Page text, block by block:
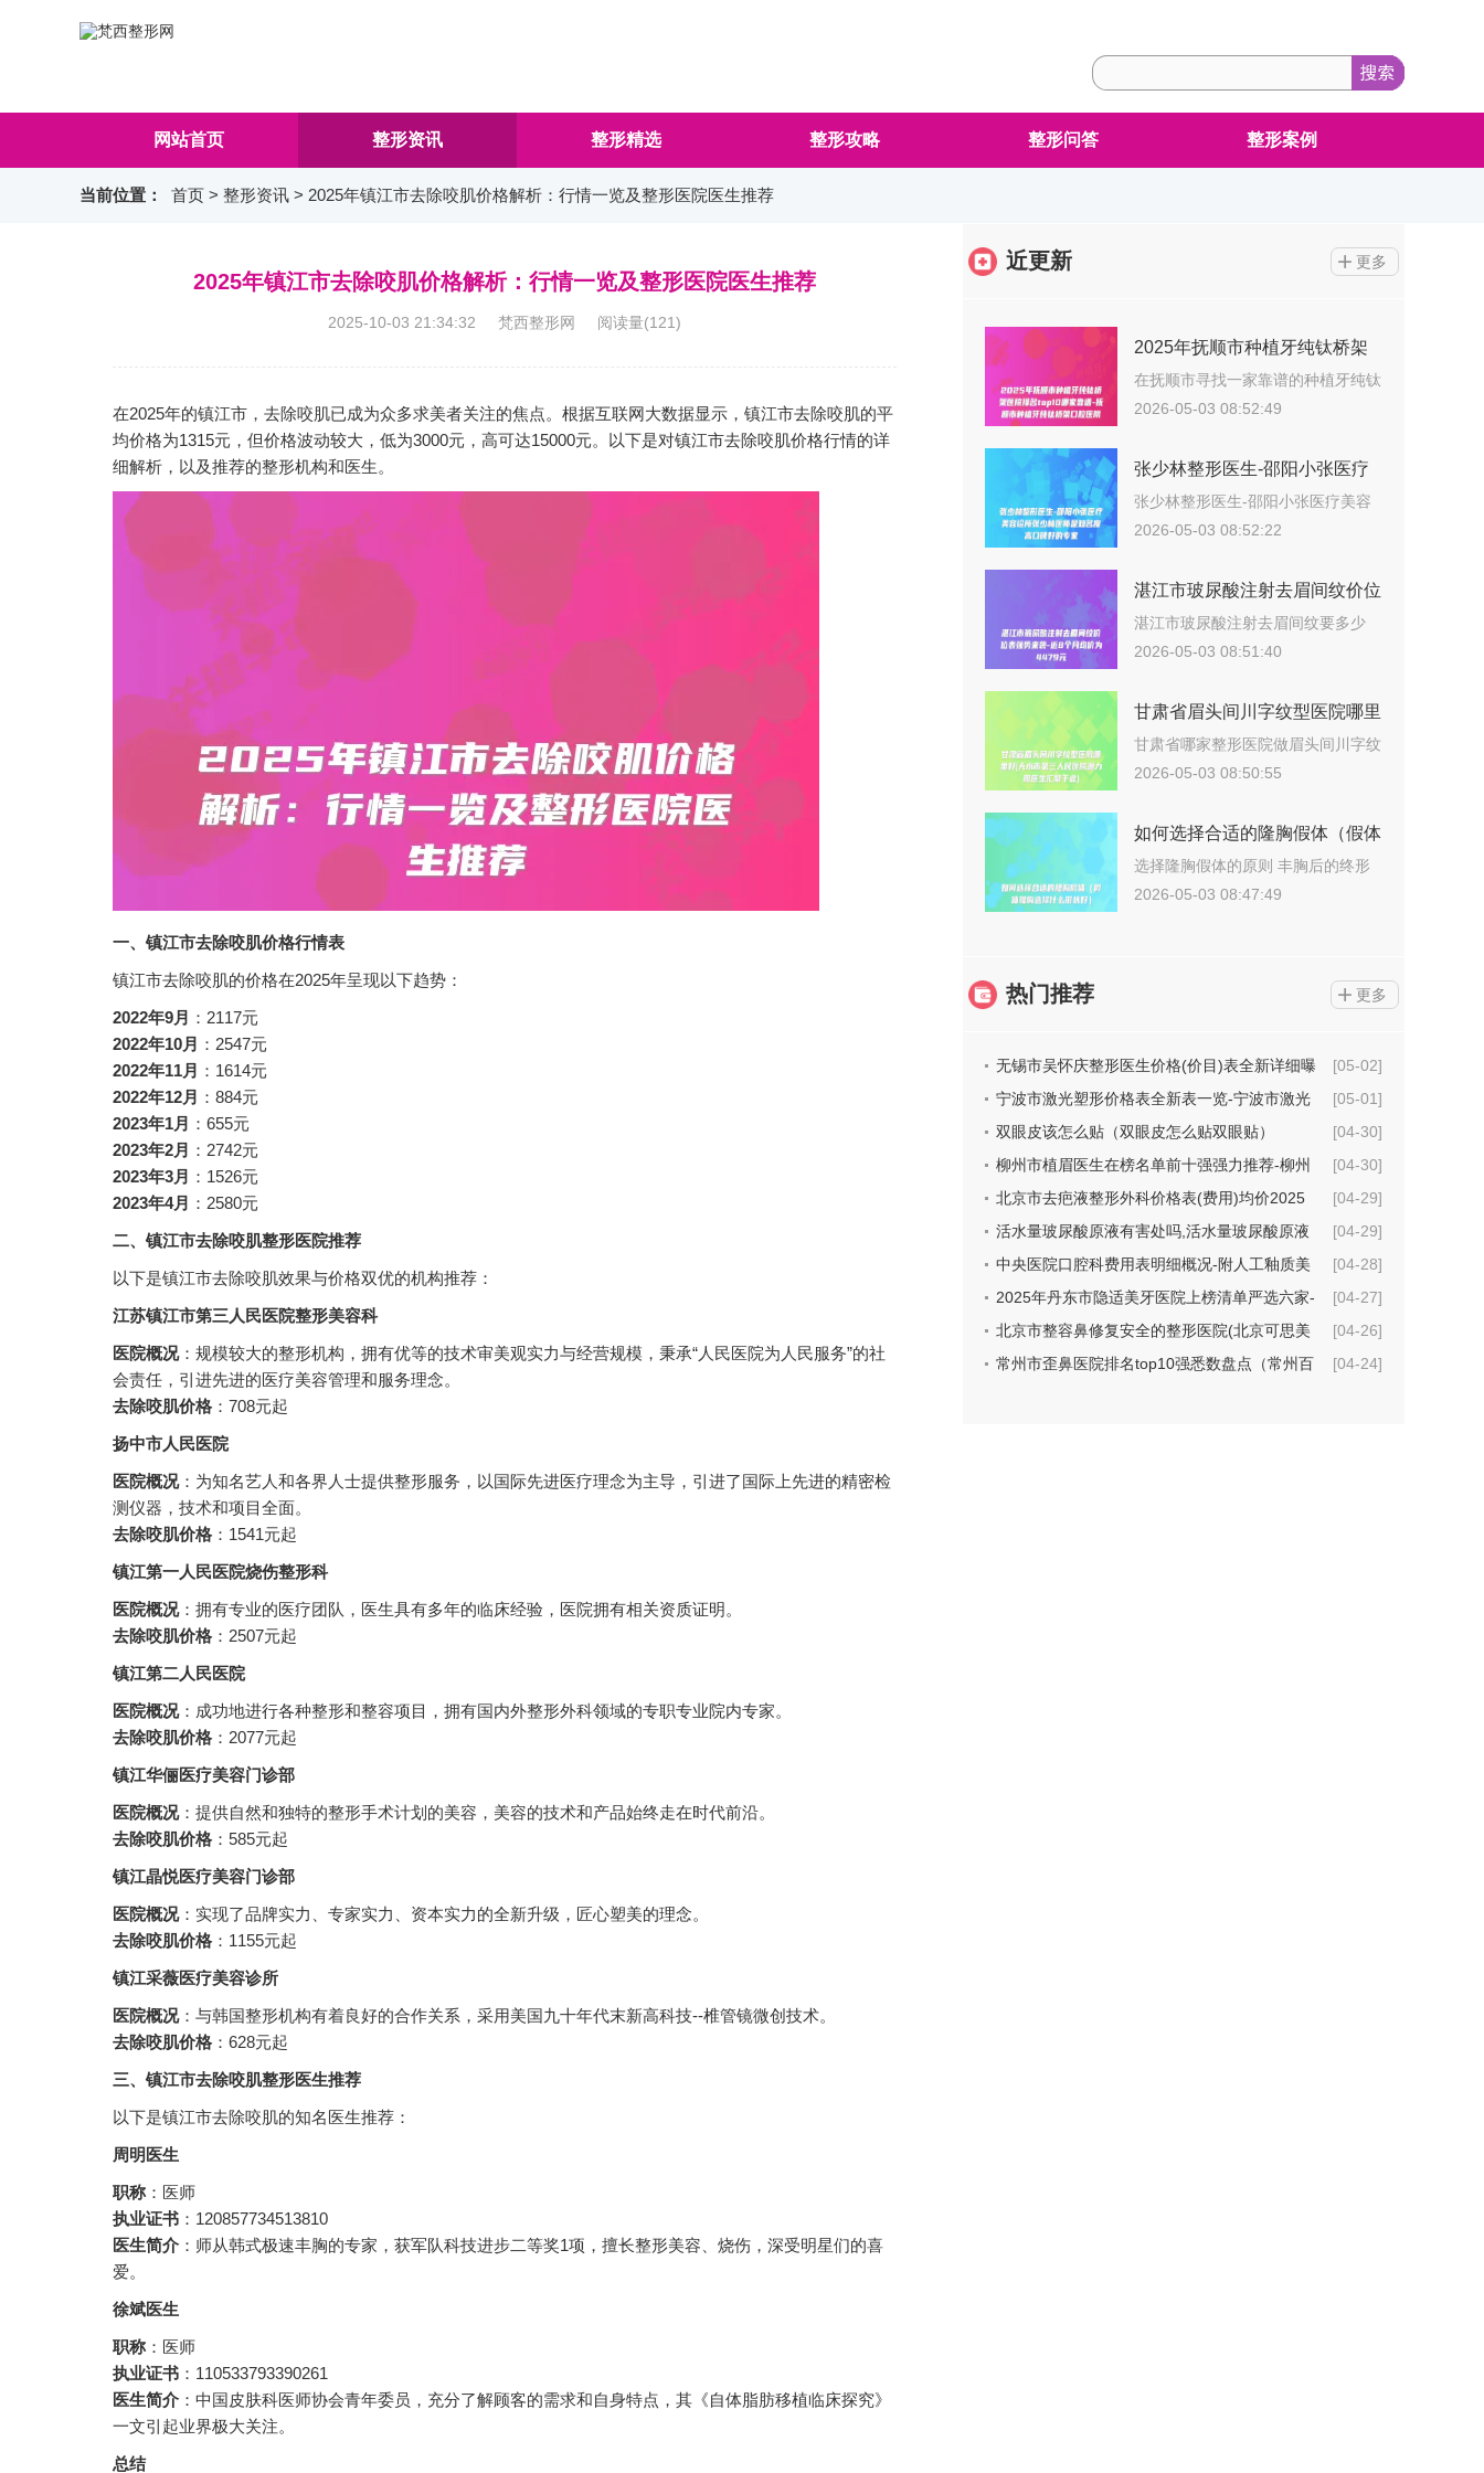
网站首页 整形资讯 整形精选 整形攻略 整形问答 整形案例
当前位置： 首页 > 整形资讯 > 2025年镇江市去除咬肌价格解析：行情一览及整形医院医生推荐
2025年镇江市去除咬肌价格解析：行情一览及整形医院医生推荐
2025-10-03 21:34:32 梵西整形网 阅读量(121)
在2025年的镇江市，去除咬肌已成为众多求美者关注的焦点。根据互联网大数据显示，镇江市去除咬肌的平
均价格为1315元，但价格波动较大，低为3000元，高可达15000元。以下是对镇江市去除咬肌价格行情的详
细解析，以及推荐的整形机构和医生。
一、镇江市去除咬肌价格行情表
镇江市去除咬肌的价格在2025年呈现以下趋势：
2022年9月 ：2117元
2022年10月 ：2547元
2022年11月 ：1614元
2022年12月 ：884元
2023年1月 ：655元
2023年2月 ：2742元
2023年3月 ：1526元
2023年4月 ：2580元
二、镇江市去除咬肌整形医院推荐
以下是镇江市去除咬肌效果与价格双优的机构推荐：
江苏镇江市第三人民医院整形美容科
医院概况：规模较大的整形机构，拥有优等的技术审美观实力与经营规模，秉承“人民医院为人民服务”的社
会责任，引进先进的医疗美容管理和服务理念。
去除咬肌价格 ：708元起
扬中市人民医院
医院概况：为知名艺人和各界人士提供整形服务，以国际先进医疗理念为主导，引进了国际上先进的精密检
测仪器，技术和项目全面。
去除咬肌价格 ：1541元起
镇江第一人民医院烧伤整形科
医院概况：拥有专业的医疗团队，医生具有多年的临床经验，医院拥有相关资质证明。
去除咬肌价格 ：2507元起
镇江第二人民医院
医院概况：成功地进行各种整形和整容项目，拥有国内外整形外科领域的专职专业院内专家。
去除咬肌价格 ：2077元起
镇江华俪医疗美容门诊部
医院概况：提供自然和独特的整形手术计划的美容，美容的技术和产品始终走在时代前沿。
去除咬肌价格 ：585元起
镇江晶悦医疗美容门诊部
医院概况：实现了品牌实力、专家实力、资本实力的全新升级，匠心塑美的理念。
去除咬肌价格 ：1155元起
镇江采薇医疗美容诊所
医院概况：与韩国整形机构有着良好的合作关系，采用美国九十年代末新高科技--椎管镜微创技术。
去除咬肌价格 ：628元起
三、镇江市去除咬肌整形医生推荐
以下是镇江市去除咬肌的知名医生推荐：
周明医生
职称：医师
执业证书 ：120857734513810
医生简介 ：师从韩式极速丰胸的专家，获军队科技进步二等奖1项，擅长整形美容、烧伤，深受明星们的喜
爱。
徐斌医生
职称：医师
执业证书 ：110533793390261
医生简介 ：中国皮肤科医师协会青年委员，充分了解顾客的需求和自身特点，其《自体脂肪移植临床探究》
一文引起业界极大关注。
总结
近更新 更多
2025年抚顺市种植牙纯钛桥架
医院排名top10哪家靠谱-抚顺市
种植牙纯钛桥架口腔医院
在抚顺市寻找一家靠谱的种植牙纯钛
桥架整形…
2026-05-03 08:52:49
张少林整形医生-邵阳小张医疗
美容诊所张少林医师是知名度高
口碑好的专家
张少林整形医生-邵阳小张医疗美容
诊所张少…
2026-05-03 08:52:22
湛江市玻尿酸注射去眉间纹价位
表强势来袭-近8个月均价为
4479元
湛江市玻尿酸注射去眉间纹要多少
钱？202…
2026-05-03 08:51:40
甘肃省眉头间川字纹型医院哪里
好(天水市第三人民医院潜力股
医生汇聚于此)
甘肃省哪家整形医院做眉头间川字纹
更好？说…
2026-05-03 08:50:55
如何选择合适的隆胸假体（假体
隆胸选择什么形状好）
选择隆胸假体的原则 丰胸后的终形
态取决…
2026-05-03 08:47:49
热门推荐 更多
[05-02]
无锡市吴怀庆整形医生价格(价目)表全新详细曝
光
[05-01]
宁波市激光塑形价格表全新表一览-宁波市激光
塑形价格行情
[04-30]
双眼皮该怎么贴（双眼皮怎么贴双眼贴）
[04-30]
柳州市植眉医生在榜名单前十强强力推荐-柳州
市植眉整形医生
[04-29]
北京市去疤液整形外科价格表(费用)均价2025
一览-北京市去疤液具体费用是多少钱
[04-29]
活水量玻尿酸原液有害处吗,活水量玻尿酸原液
术的坏处
[04-28]
中央医院口腔科费用表明细概况-附人工釉质美
牙案例
[04-27]
2025年丹东市隐适美牙医院上榜清单严选六家-
丹东市隐适美牙口腔医院
[04-26]
北京市整容鼻修复安全的整形医院(北京可思美
医疗美容机构技术点评_附价格一览表)
[04-24]
常州市歪鼻医院排名top10强悉数盘点（常州百